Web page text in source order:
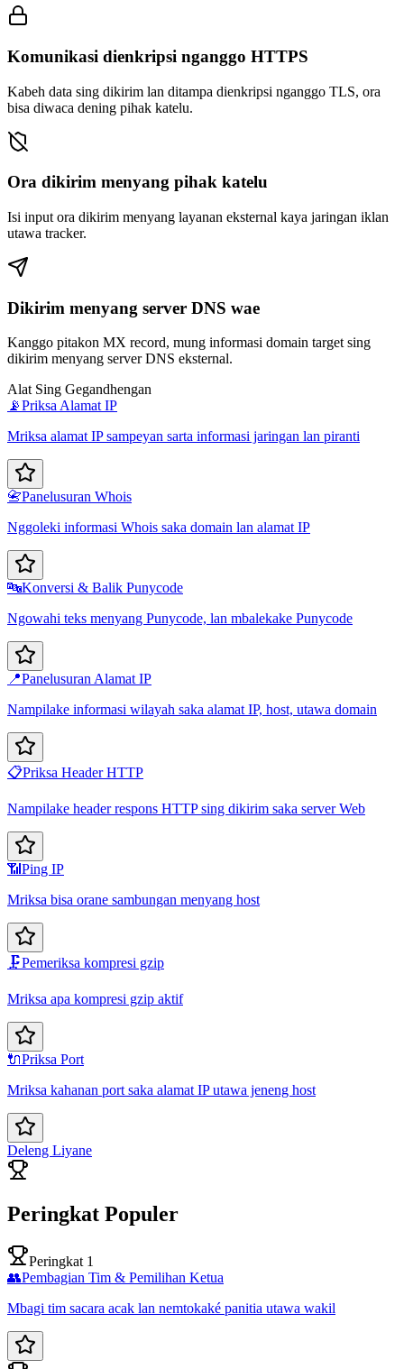
Komunikasi dienkripsi nganggo HTTPS
Kabeh data sing dikirim lan ditampa dienkripsi nganggo TLS, ora
bisa diwaca dening pihak katelu.
Ora dikirim menyang pihak katelu
Isi input ora dikirim menyang layanan eksternal kaya jaringan iklan
utawa tracker.
Dikirim menyang server DNS wae
Kanggo pitakon MX record, mung informasi domain target sing
dikirim menyang server DNS eksternal.
Alat Sing Gegandhengan
📡Priksa Alamat IP
Mriksa alamat IP sampeyan sarta informasi jaringan lan piranti
📇Panelusuran Whois
Nggoleki informasi Whois saka domain lan alamat IP
🔤Konversi & Balik Punycode
Ngowahi teks menyang Punycode, lan mbalekake Punycode
📍Panelusuran Alamat IP
Nampilake informasi wilayah saka alamat IP, host, utawa domain
📋Priksa Header HTTP
Nampilake header respons HTTP sing dikirim saka server Web
📶 Ping IP
Mriksa bisa orane sambungan menyang host
🗜️Pemeriksa kompresi gzip
Mriksa apa kompresi gzip aktif
🔌Priksa Port
Mriksa kahanan port saka alamat IP utawa jeneng host
Deleng Liyane
Peringkat Populer
Peringkat 1
👥Pembagian Tim & Pemilihan Ketua
Mbagi tim sacara acak lan nemtokaké panitia utawa wakil